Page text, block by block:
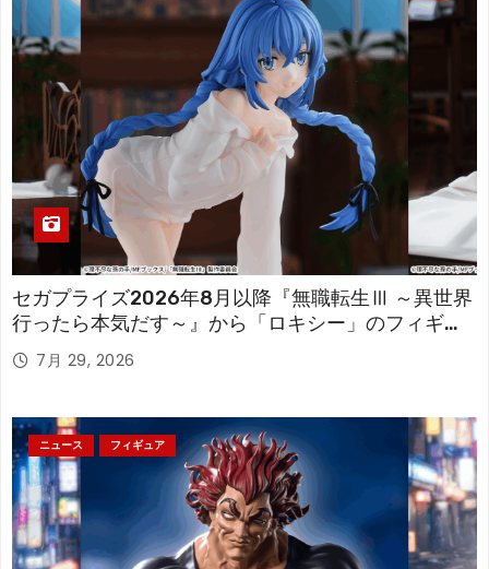
セガプライズ2026年8月以降『無職転生Ⅲ ～異世界
行ったら本気だす～』から「ロキシー」のフィギュ
アが登場！
7月 29, 2026
ニュース フィギュア